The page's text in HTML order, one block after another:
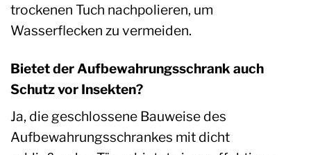
trockenen Tuch nachpolieren, um
Wasserflecken zu vermeiden.
Bietet der Aufbewahrungsschrank auch
Schutz vor Insekten?
Ja, die geschlossene Bauweise des
Aufbewahrungsschrankes mit dicht